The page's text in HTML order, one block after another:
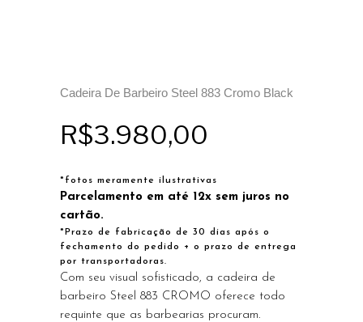
Cadeira De Barbeiro Steel 883 Cromo Black
R$3.980,00
*fotos meramente ilustrativas
Parcelamento em até 12x sem juros no
cartão.
*Prazo de fabricação de 30 dias após o
fechamento do pedido + o prazo de entrega
por transportadoras.
Com seu visual sofisticado, a cadeira de
barbeiro Steel 883 CROMO oferece todo
requinte que as barbearias procuram.